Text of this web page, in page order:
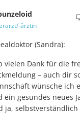
ärztin
(Sandra):
vielen Dank für die
– auch dir
wünsche ich
ein gesundes neues
ja,